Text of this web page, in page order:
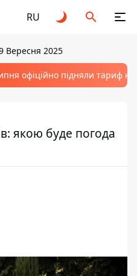
RU
Вересня 2025
офіційно підняли тариф
якою буде погода